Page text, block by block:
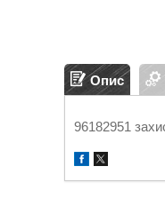
Опис
96182951